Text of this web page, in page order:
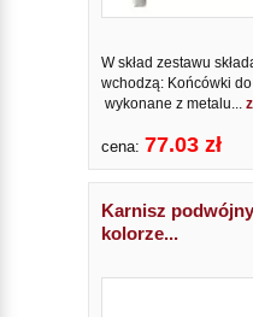
W skład zestawu
wchodzą: Końcówki
wykonane z metalu...
cena: 77.03 zł
Karnisz
kolorze...